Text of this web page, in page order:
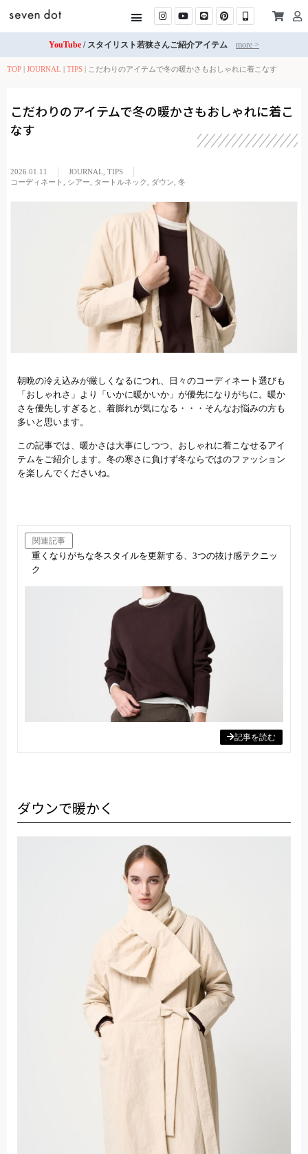
YouTube / スタイリスト若狭さんご紹介アイテム more >
TOP JOURNAL TIPS こだわりのアイテムで冬の暖かさもおしゃれに着こなす
こだわりのアイテムで冬の暖かさもおしゃれに着こ
なす
2026.01.11 JOURNAL TIPS
コーディネート
シアー タートルネック ダウン 冬
朝晩の冷え込みが厳しくなるにつれ、日々のコーディネート選びも
「おしゃれさ」より「いかに暖かいか」が優先になりがちに。暖か
さを優先しすぎると、着膨れが気になる・・・そんなお悩みの方も
多いと思います。
この記事では、暖かさは大事にしつつ、おしゃれに着こなせるアイ
テムをご紹介します。冬の寒さに負けず冬ならではのファッション
を楽しんでくださいね。
関連記事
重くなりがちな冬スタイルを更新する、3つの抜け感テクニッ
ク
記事を読む
ダウンで暖かく